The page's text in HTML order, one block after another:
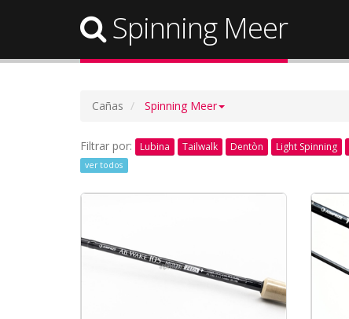
Spinning Meer
Cañas Spinning Meer
Filtrar por: Lubina Tailwalk Dentòn Light Spinning
ver todos